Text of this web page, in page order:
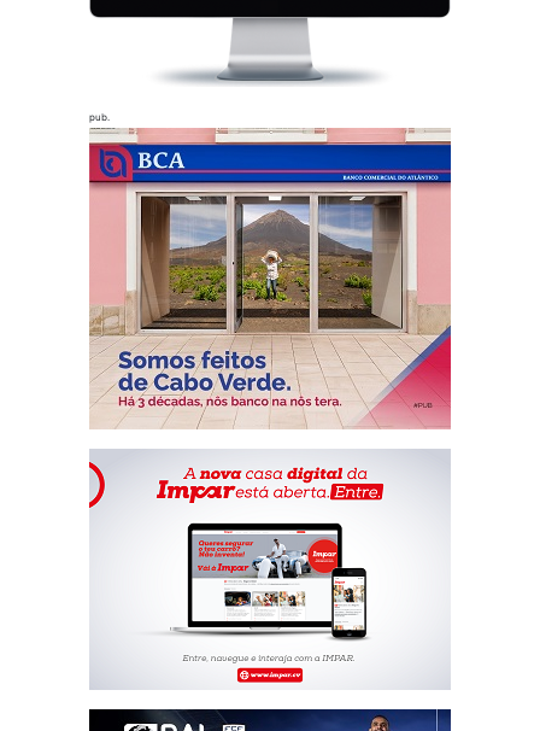
pub.